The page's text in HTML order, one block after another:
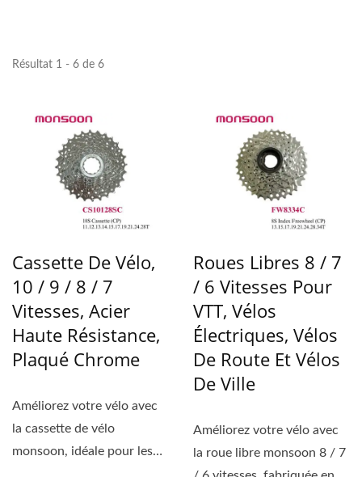
Résultat 1 - 6 de 6
Cassette De Vélo,
10 / 9 / 8 / 7
Vitesses, Acier
Haute Résistance,
Plaqué Chrome
Améliorez votre vélo avec
la cassette de vélo
monsoon, idéale pour les
Roues Libres 8 / 7
/ 6 Vitesses Pour
VTT, Vélos
Électriques, Vélos
De Route Et Vélos
De Ville
Améliorez votre vélo avec
la roue libre monsoon 8 / 7